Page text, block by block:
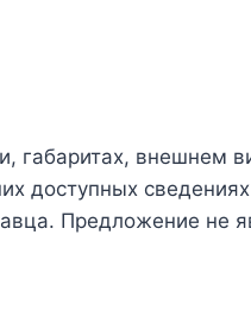
габаритах, внешнем
доступных
Предложение не